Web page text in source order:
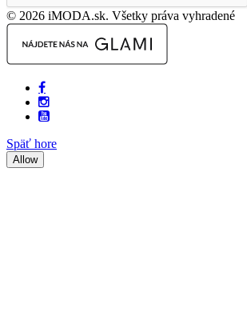
© 2026 iMODA.sk. Všetky práva vyhradené
Späť hore
Allow